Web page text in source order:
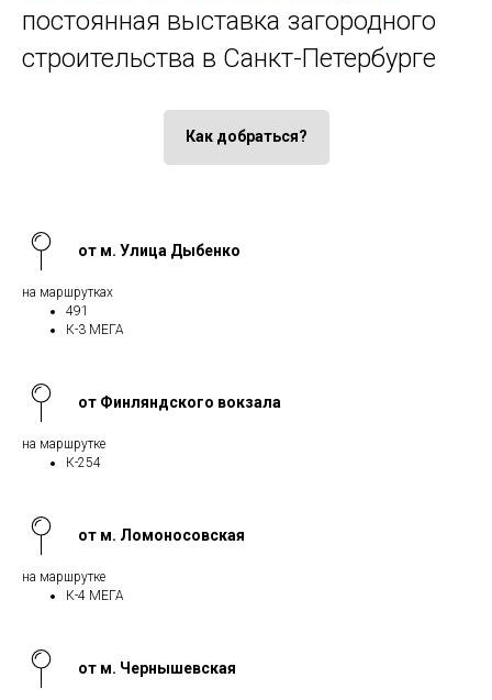
постоянная выставка загородного
строительства в Санкт-Петербурге
Как добраться?
от м. Улица Дыбенко
на маршрутках
491
К-3 МЕГА
от Финляндского вокзала
на маршрутке
К-254
от м. Ломоносовская
на маршрутке
К-4 МЕГА
от м. Чернышевская